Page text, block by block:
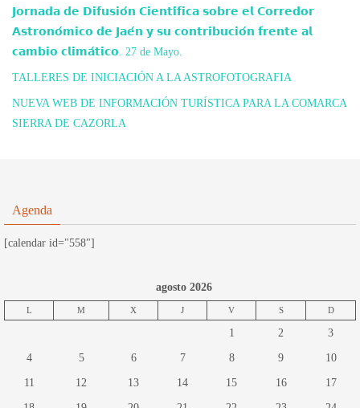
𝗝𝗼𝗿𝗻𝗮𝗱𝗮 𝗱𝗲 𝗗𝗶𝗳𝘂𝘀𝗶𝗼́𝗻 𝗖𝗶𝗲𝗻𝘁𝗶́𝗳𝗶𝗰𝗮 𝘀𝗼𝗯𝗿𝗲 𝗲𝗹 𝗖𝗼𝗿𝗿𝗲𝗱𝗼𝗿
𝗔𝘀𝘁𝗿𝗼𝗻𝗼́𝗺𝗶𝗰𝗼 𝗱𝗲 𝗝𝗮𝗲́𝗻 𝘆 𝘀𝘂 𝗰𝗼𝗻𝘁𝗿𝗶𝗯𝘂𝗰𝗶𝗼́𝗻 𝗳𝗿𝗲𝗻𝘁𝗲 𝗮𝗹
𝗰𝗮𝗺𝗯𝗶𝗼 𝗰𝗹𝗶𝗺𝗮́𝘁𝗶𝗰𝗼. 27 de Mayo.
TALLERES DE INICIACIÓN A LA ASTROFOTOGRAFIA
NUEVA WEB DE INFORMACIÓN TURÍSTICA PARA LA COMARCA
SIERRA DE CAZORLA
Agenda
[calendar id="558"]
agosto 2026
L M X J V S D
1 2 3
4 5 6 7 8 9 10
11 12 13 14 15 16 17